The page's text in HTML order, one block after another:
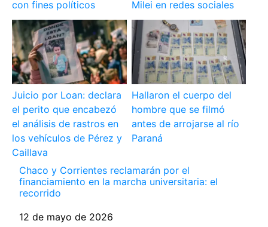
con fines políticos
Milei en redes sociales
Juicio por Loan: declara
el perito que encabezó
el análisis de rastros en
los vehículos de Pérez y
Caillava
Hallaron el cuerpo del
hombre que se filmó
antes de arrojarse al río
Paraná
Chaco y Corrientes reclamarán por el
financiamiento en la marcha universitaria: el
recorrido
Fecha
12 de mayo de 2026